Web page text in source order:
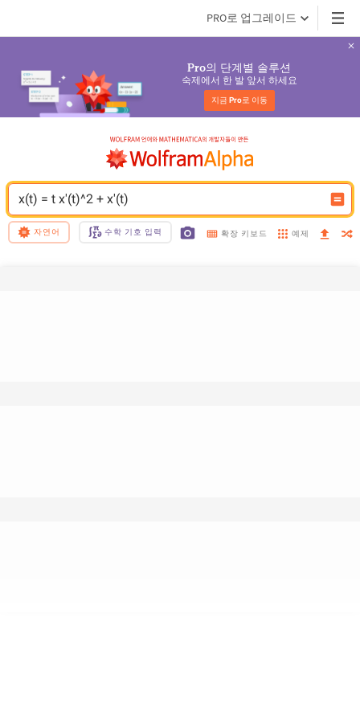
PRO로 업그레이드
Pro의 단계별 솔루션
숙제에서 한 발 앞서 하세요
지금 Pro로 이동
x(t) = t x'(t)^2 + x'(t)
자연어 수학 기호 입력 확장 키보드 예제